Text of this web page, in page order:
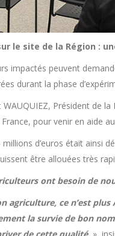
le site de la Région :
impactés peuvent
durant la phase
Président de
pour venir en aide
d’euros était ainsi
être allouées très
ont besoin de
agriculture, ce n’est plus
la survie de bon